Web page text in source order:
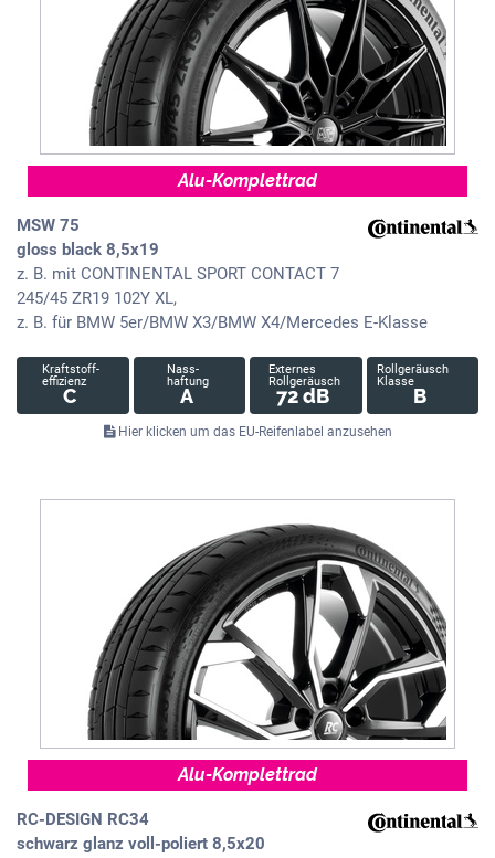
Alu-Komplettrad
MSW 75
gloss black 8,5x19
z. B. mit CONTINENTAL SPORT CONTACT 7
245/45 ZR19 102Y XL,
z. B. für BMW 5er/BMW X3/BMW X4/Mercedes E-Klasse
Kraftstoff-
effizienz
C
Nass-
haftung
A
Externes
Rollgeräusch
72 dB
Rollgeräusch
Klasse
B
Hier klicken um das EU-Reifenlabel anzusehen
Alu-Komplettrad
RC-DESIGN RC34
schwarz glanz voll-poliert 8,5x20